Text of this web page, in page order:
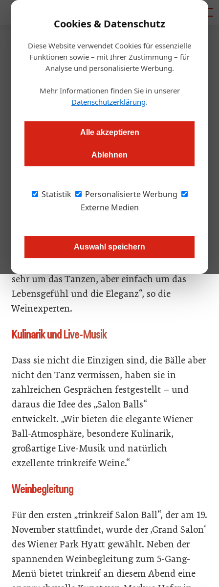
Cookies & Datenschutz
Diese Website verwendet Cookies für essenzielle
Funktionen sowie – mit Ihrer Zustimmung – für
Analyse und personalisierte Werbung.
Mehr Informationen finden Sie in unserer
Datenschutzerklärung.
Alle akzeptieren
Ablehnen
Statistik
Personalisierte Werbung
Externe Medien
Auswahl speichern
Startseite/Gastro & Hotel
Salon Ball findet am 19.
November statt
Weinhändler trinkreif eröffnet die Faschingssaison: Am 19.
November werden Gäste beim Salon-Ball Wein und Musik
Die beiden trinkreif Gründer Clemens Riedl
Wiener Ball-Tradition. „Wir haben es sehr
bedauert, dass die vergangene Ballsaison
sehr um das Tanzen, aber einfach um das
Lebensgefühl und die Eleganz“, so die
Weinexperten.
Kulinarik und Live-Musik
Dass sie nicht die Einzigen sind, die Bälle aber
nicht den Tanz vermissen, haben sie in
zahlreichen Gesprächen festgestellt – und
daraus die Idee des „Salon Balls“
entwickelt. „Wir bieten die elegante Wiener
Ball-Atmosphäre, besondere Kulinarik,
großartige Live-Musik und natürlich
exzellente trinkreife Weine.“
Weinbegleitung
Für den ersten „trinkreif Salon Ball“, der am 19.
November stattfindet, wurde der ‚Grand Salon‘
des Wiener Park Hyatt gewählt. Neben der
spannenden Weinbegleitung zum 5-Gang-
Menü bietet trinkreif an diesem Abend eine